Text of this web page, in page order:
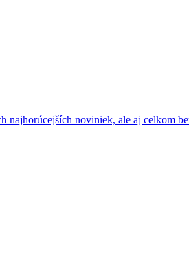
noviniek, ale aj celkom